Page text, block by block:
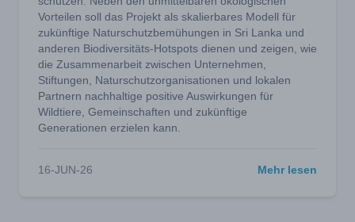
Vorteilen soll das Projekt als skalierbares Modell für
zukünftige Naturschutzbemühungen in Sri Lanka und
anderen Biodiversitäts-Hotspots dienen und zeigen, wie
die Zusammenarbeit zwischen Unternehmen,
Stiftungen, Naturschutzorganisationen und lokalen
Partnern nachhaltige positive Auswirkungen für
Wildtiere, Gemeinschaften und zukünftige
Generationen erzielen kann.
16-JUN-26 Mehr lesen